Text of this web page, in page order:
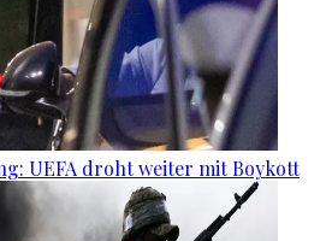
UEFA droht weiter mit Boykott